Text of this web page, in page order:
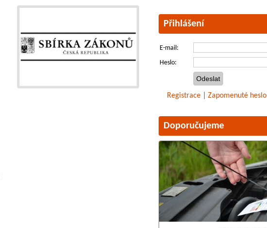
Přihlášení
E-mail:
Heslo:
Registrace Zapomenuté heslo
Doporučujeme